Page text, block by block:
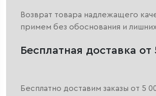
Возврат товара надлежащего
примем без обоснования и
Бесплатная доставка от
Бесплатно доставим заказы от 5